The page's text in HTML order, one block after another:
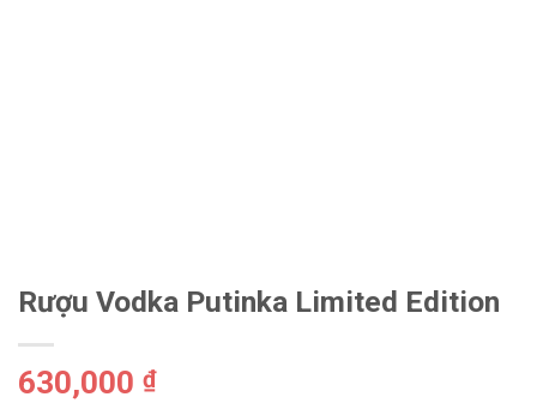
Rượu Vodka Putinka Limited Edition
630,000 ₫